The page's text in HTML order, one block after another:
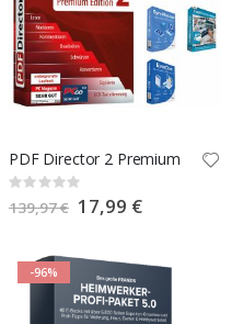
PDF Director 2 Premium
Rating:
0%
139,97 € Special
Price
17,99 €
-96%